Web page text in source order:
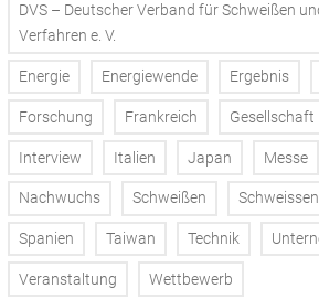
DVS – Deutscher Verband für Schweißen
Verfahren e. V.
Energie Energiewende Ergebnis
Forschung Frankreich Gesellschaft
Interview Italien Japan Messe
Nachwuchs Schweißen
Spanien Taiwan Technik
Veranstaltung Wettbewerb